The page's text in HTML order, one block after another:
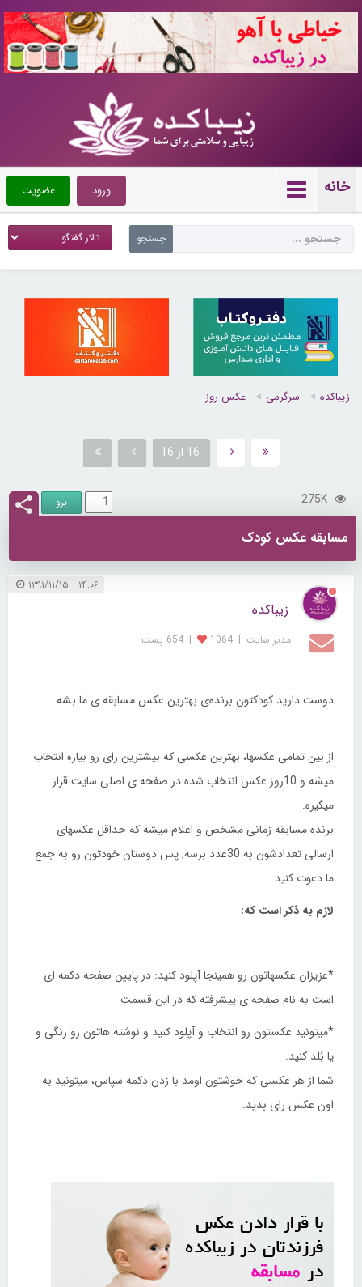
10721680
خانه عضویت ورود
زیباکده سرگرمی عکس روز
16 از 16
275K
مسابقه عکس کودک
۱۴:۰۶ ۱۳۹۱/۱۱/۱۵
زیباکده
مدیر سایت |
1064
| 654 پست
دوست دارید کودکتون برنده‌‌‌‌‌‌‌‌‌‌ی‌ بهترین عکس مسابقه ی ما بشه...
از بین تمامی عکسها، بهترین عکسی که بیشترین رای رو بیاره انتخاب
میشه و 10روز عکس انتخاب شده در صفحه ی اصلی سایت قرار
میگیره.
برنده مسابقه زمانی مشخص و اعلام میشه که حداقل عکسهای
ارسالی تعدادشون به 30عدد برسه, پس دوستان خودتون‌‌‌‌‌ رو به جمع
ما دعوت کنید.
لازم به ذکر است که:
*عزیزان عکسهاتون رو همینجا آپلود کنید: در پایین صفحه دکمه ای
است به نام صفحه ی پیشرفته که در این قسمت
*میتونید عکستون رو انتخاب و آپلود کنید و نوشته هاتون رو رنگی و
یا بُلد کنید.
شما از هر عکسی که خوشتون اومد با زدن دکمه سپاس، میتونید به
اون عکس رای بدید.